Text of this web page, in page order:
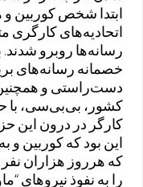
ابتدا شخص کوربین و
اتحادیه‌های کارگری
رسانه‌ها روبرو
خصمانه رسانه‌های
دست‌راستی و همچنین
کشور، بی‌بی‌سی، با
کارگر در درون این
این بود که کوربین
که هرروز هزاران
را به نفوذ نیروهای